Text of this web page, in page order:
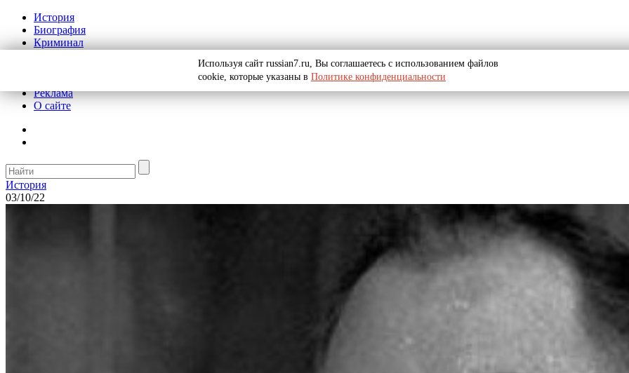
История
Биография
Криминал
Реклама
О сайте
История
03/10/22
Используя сайт russian7.ru, Вы соглашаетесь с использованием файлов
cookie, которые указаны в Политике конфиденциальности